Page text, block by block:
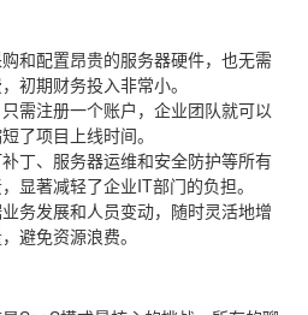
和配置昂贵的服务器硬件，也无需
初期财务投入非常小。
需注册一个账户，企业团队就可以
了项目上线时间。
丁、服务器运维和安全防护等所有
显著减轻了企业IT部门的负担。
务发展和人员变动，随时灵活地增
避免资源浪费。